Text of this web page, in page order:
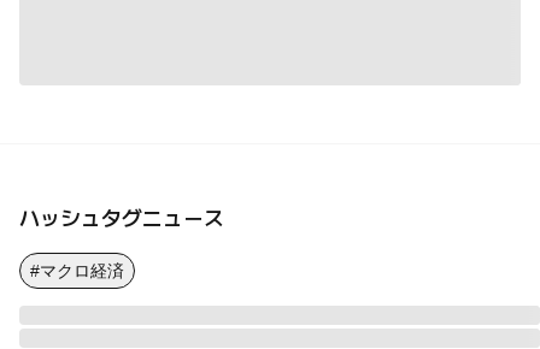
ハッシュタグニュース
#マクロ経済